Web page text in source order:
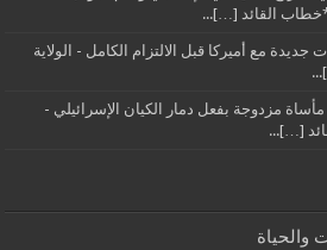
*خطاب القائد […]...
جديدة مع أميركا قبل الالتزام الكامل - الولاية
مزدوجة بفعل دمار الكيان الإسرائيلي -
[…]...
والحياة